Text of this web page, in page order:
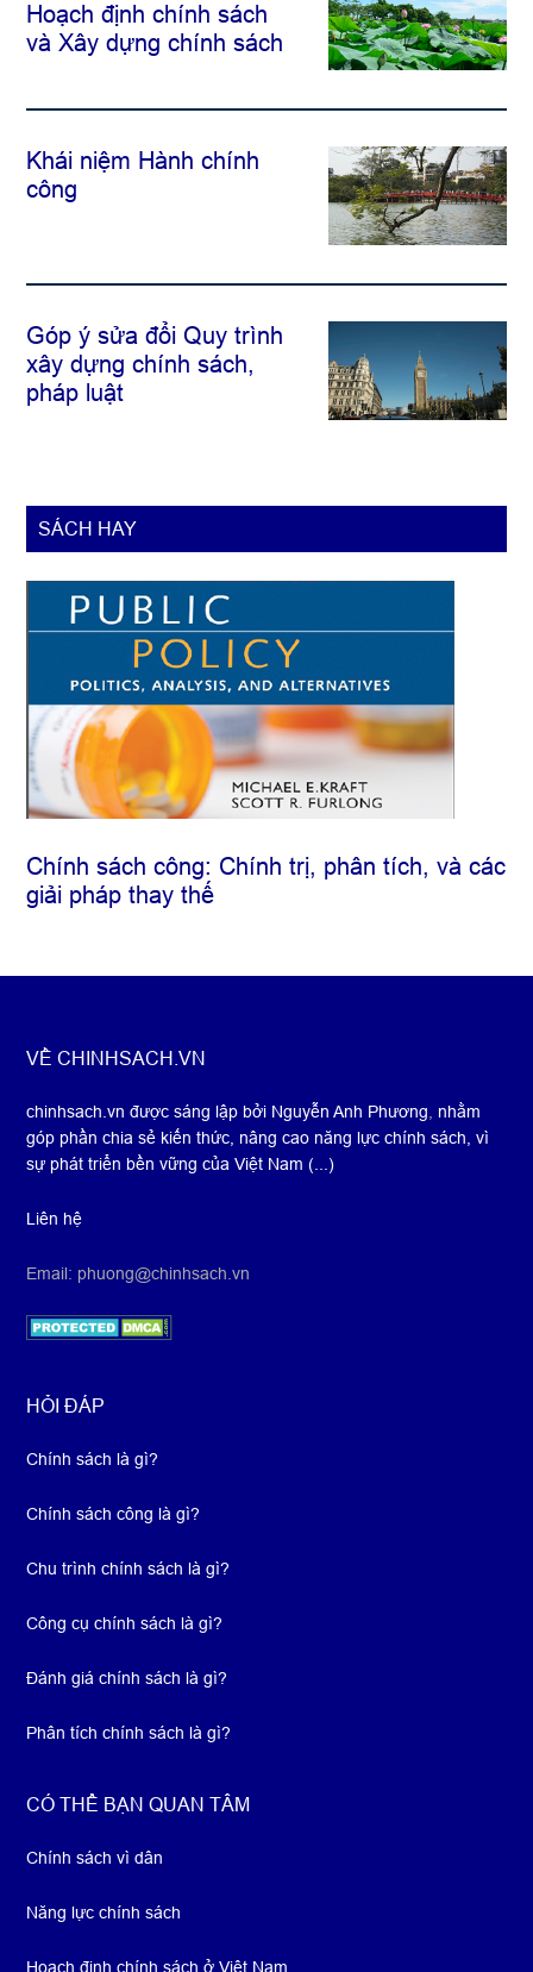
Hoạch định chính sách
và Xây dựng chính sách
Khái niệm Hành chính
công
Góp ý sửa đổi Quy trình
xây dựng chính sách,
pháp luật
SÁCH HAY
Chính sách công: Chính trị, phân tích, và các
giải pháp thay thế
Footer
VỀ CHINHSACH.VN
chinhsach.vn được sáng lập bởi Nguyễn Anh Phương
nhằm
góp phần chia sẻ kiến thức, nâng cao năng lực chính sách, vì
sự phát triển bền vững của Việt Nam (...)
Liên hệ
Email: phuong@chinhsach.vn
HỎI ĐÁP
Chính sách là gì?
Chính sách công là gì?
Chu trình chính sách là gì?
Công cụ chính sách là gì?
Đánh giá chính sách là gì?
Phân tích chính sách là gì?
CÓ THỂ BẠN QUAN TÂM
Chính sách vì dân
Năng lực chính sách
Hoạch định chính sách ở Việt Nam